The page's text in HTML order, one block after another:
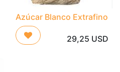
Azúcar Blanco Extrafino
29,25 USD